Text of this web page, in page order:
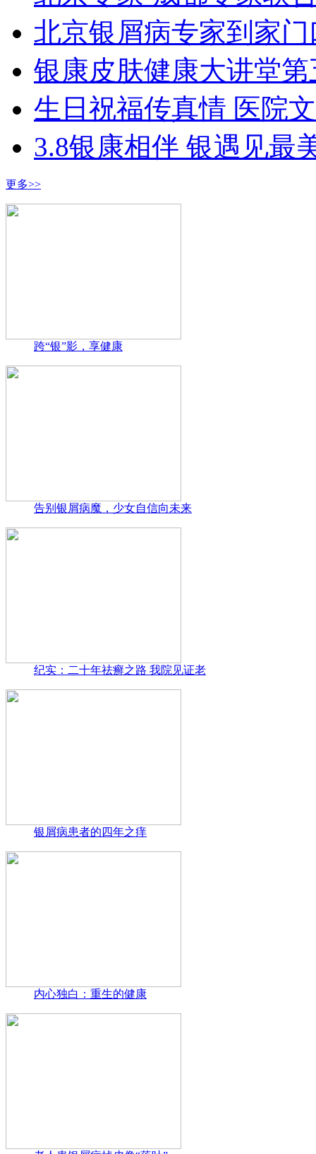
北京银屑病专家到家门
银康皮肤健康大讲堂第
生日祝福传真情 医院
3.8银康相伴 银遇见最
更多>>
跨“银”影，享健康
告别银屑病魔，少女自信向未来
纪实：二十年祛癣之路 我院见证老
银屑病患者的四年之痒
内心独白：重生的健康